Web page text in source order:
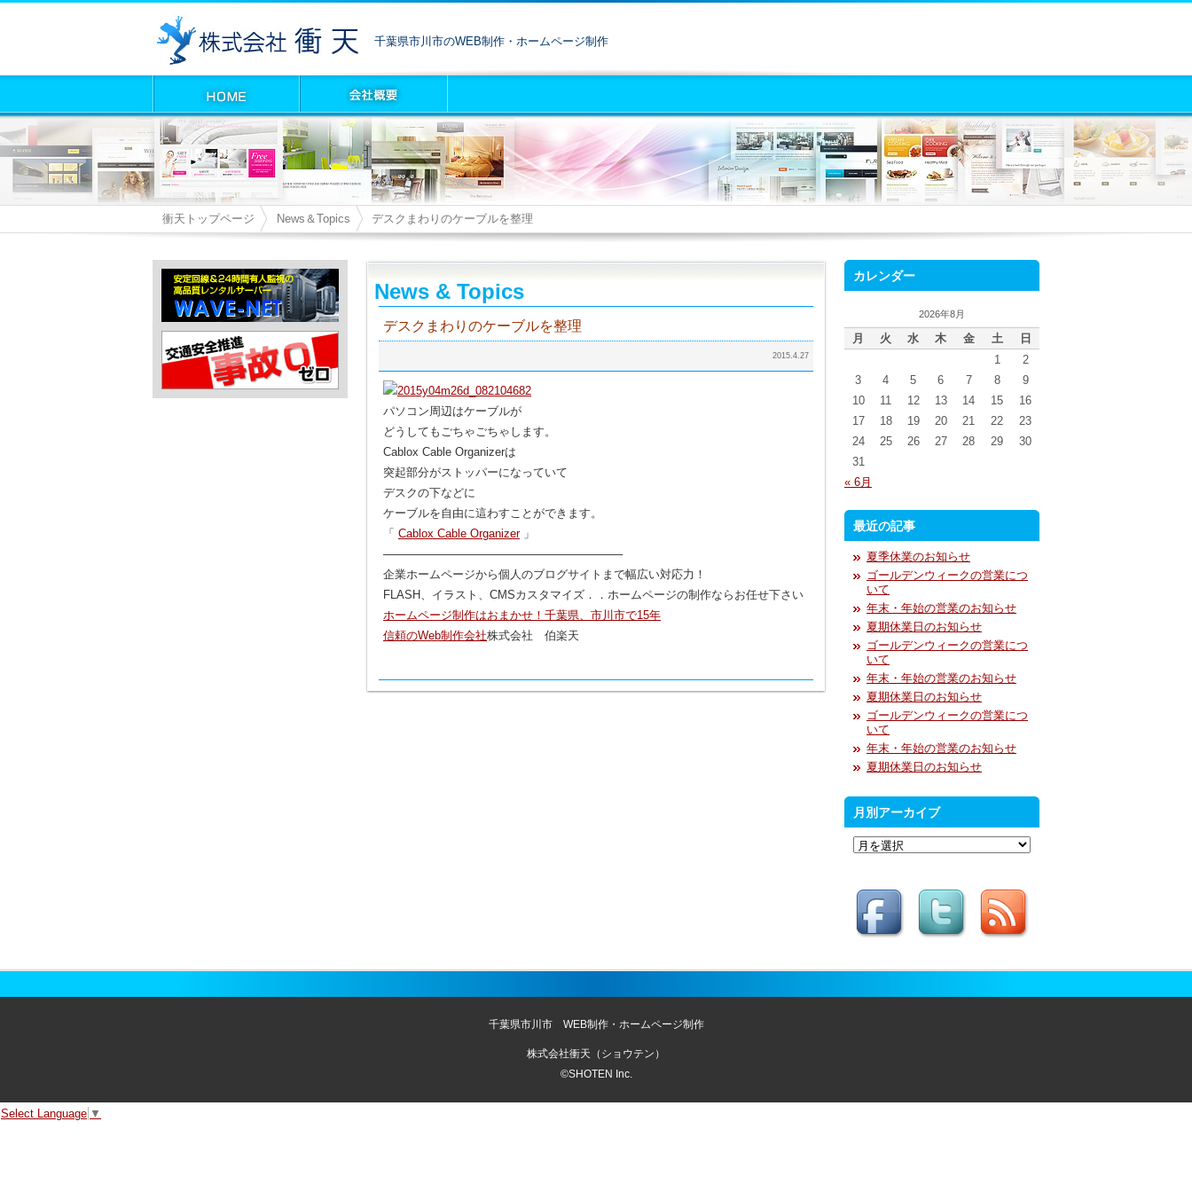
千葉県市川市のWEB制作・ホームページ制作
衝天トップページ News＆Topics デスクまわりのケーブルを整理
News & Topics
デスクまわりのケーブルを整理
2015.4.27
パソコン周辺はケーブルが
どうしてもごちゃごちゃします。
Cablox Cable Organizerは
突起部分がストッパーになっていて
デスクの下などに
ケーブルを自由に這わすことができます。
「 Cablox Cable Organizer」
──────────────────────────────
企業ホームページから個人のブログサイトまで幅広い対応力！
FLASH、イラスト、CMSカスタマイズ．．ホームページの制作ならお任せ下さい
ホームページ制作はおまかせ！千葉県、市川市で15年
信頼のWeb制作会社株式会社 伯楽天
カレンダー
2026年8月
月 火 水 木 金 土
日
1
2
3
4 5 6 7 8
9
10
11 12 13 14 15
16
17
18 19 20 21 22
23
24
25 26 27 28 29
30
31
« 6月
最近の記事
夏季休業のお知らせ
ゴールデンウィークの営業につ
いて
年末・年始の営業のお知らせ
夏期休業日のお知らせ
ゴールデンウィークの営業につ
いて
年末・年始の営業のお知らせ
夏期休業日のお知らせ
ゴールデンウィークの営業につ
いて
年末・年始の営業のお知らせ
夏期休業日のお知らせ
月別アーカイブ
ブ
千葉県市川市 WEB制作・ホームページ制作
株式会社衝天（ショウテン）
©SHOTEN Inc.
Select Language ▼